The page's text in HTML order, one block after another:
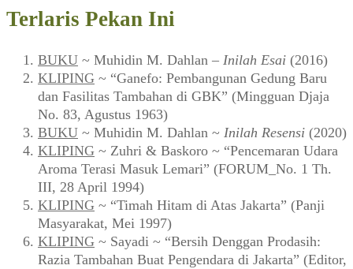
Terlaris Pekan Ini
BUKU ~ Muhidin M. Dahlan – Inilah Esai (2016)
KLIPING ~ “Ganefo: Pembangunan Gedung Baru
dan Fasilitas Tambahan di GBK” (Mingguan Djaja
No. 83, Agustus 1963)
BUKU ~ Muhidin M. Dahlan ~ Inilah Resensi (2020)
KLIPING ~ Zuhri & Baskoro ~ “Pencemaran Udara
Aroma Terasi Masuk Lemari” (FORUM_No. 1 Th.
III, 28 April 1994)
KLIPING ~ “Timah Hitam di Atas Jakarta” (Panji
Masyarakat, Mei 1997)
KLIPING ~ Sayadi ~ “Bersih Denggan Prodasih:
Razia Tambahan Buat Pengendara di Jakarta” (Editor,